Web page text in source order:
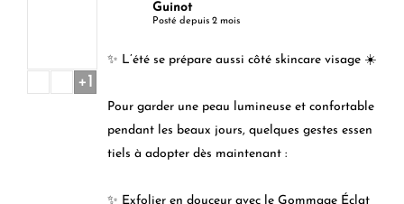
Guinot
Posté depuis 2 mois
✨ L’été se prépare aussi côté skincare visage ☀️
Pour garder une peau lumineuse et confortable
pendant les beaux jours, quelques gestes essen
tiels à adopter dès maintenant :
✨ Exfolier en douceur avec le Gommage Éclat
+1